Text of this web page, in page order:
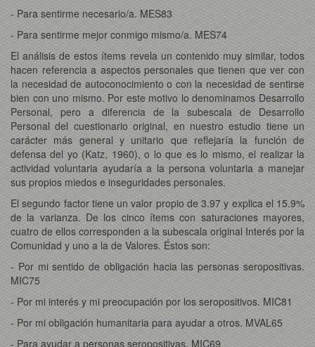
- Para sentirme necesario/a. MES83
- Para sentirme mejor conmigo mismo/a. MES74
El análisis de estos ítems revela un contenido muy similar, todos
hacen referencia a aspectos personales que tienen que ver con
la necesidad de autoconocimiento o con la necesidad de sentirse
bien con uno mismo. Por este motivo lo denominamos Desarrollo
Personal, pero a diferencia de la subescala de Desarrollo
Personal del cuestionario original, en nuestro estudio tiene un
carácter más general y unitario que reflejaría la función de
defensa del yo (Katz, 1960), o lo que es lo mismo, el realizar la
actividad voluntaria ayudaría a la persona voluntaria a manejar
sus propios miedos e inseguridades personales.
El segundo factor tiene un valor propio de 3.97 y explica el 15.9%
de la varianza. De los cinco ítems con saturaciones mayores,
cuatro de ellos corresponden a la subescala original Interés por la
Comunidad y uno a la de Valores. Éstos son:
- Por mi sentido de obligación hacia las personas seropositivas.
MIC75
- Por mi interés y mi preocupación por los seropositivos. MIC81
- Por mi obligación humanitaria para ayudar a otros. MVAL65
- Para ayudar a personas seropositivas. MIC69